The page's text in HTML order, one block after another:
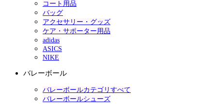
コート用品
バッグ
アクセサリー・グッズ
ケア・サポーター用品
adidas
ASICS
NIKE
バレーボール
バレーボールカテゴリすべて
バレーボールシューズ